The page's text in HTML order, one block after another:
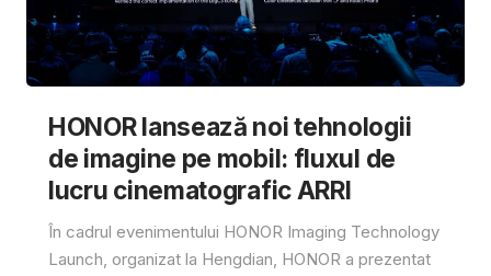
HONOR lansează noi tehnologii
de imagine pe mobil: fluxul de
lucru cinematografic ARRI
În cadrul evenimentului HONOR Imaging Technology
Launch, organizat la Hengdian, HONOR a prezentat